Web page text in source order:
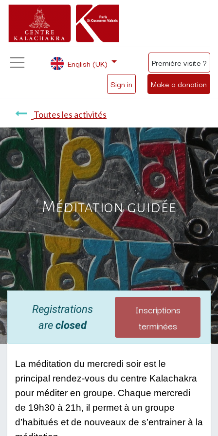
Sign in Make a donation
English (UK) Première visite ?
Toutes les activités
Méditation guidée
Registrations
areclosed
Inscriptions
terminées
La méditation du mercredi soir est le
principal rendez-vous du centre Kalachakra
pour méditer en groupe. Chaque mercredi
de 19h30 à 21h, il permet à un groupe
d’habitués et de nouveaux de s’entrainer à la